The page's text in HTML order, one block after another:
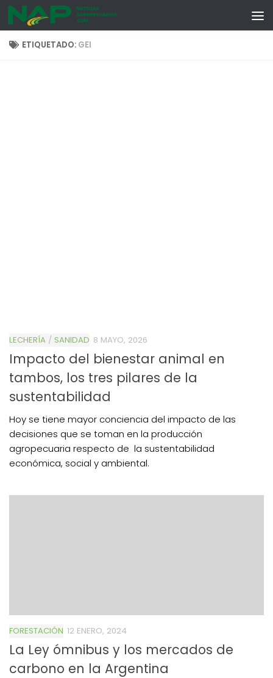
Skip to content
ETIQUETADO: GEI
LECHERÍA / SANIDAD 8 MAYO, 2026
Impacto del bienestar animal en
tambos, los tres pilares de la
sustentabilidad
Hoy se tiene mayor conciencia del impacto de las
decisiones que se toman en la producción
agropecuaria respecto de la sustentabilidad
económica, social y ambiental.
FORESTACIÓN 12 ENERO, 2024
La Ley ómnibus y los mercados de
carbono en la Argentina